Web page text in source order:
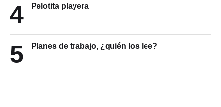
4 Pelotita playera
5 Planes de trabajo, ¿quién los lee?